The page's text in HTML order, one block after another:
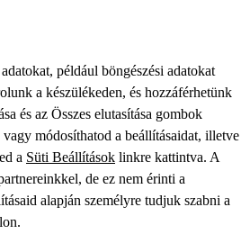
például böngészési adatokat
a készülékeden, és hozzáférhetünk
és az Összes elutasítása gombok
módosíthatod a beállításaidat, illetve
a Süti Beállítások linkre kattintva. A
de ez nem érinti a
alapján személyre tudjuk szabni a